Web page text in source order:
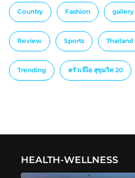
Country Fashion gallery
Review Sports Thailand
Trending ครัวเจ๊ง้อ สุขุมวิท 20
HEALTH-WELLNESS